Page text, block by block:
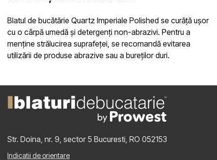
Blatul de bucătărie Quartz Imperiale Polished se curăță ușor
cu o cârpă umedă și detergenți non-abrazivi. Pentru a
menține strălucirea suprafeței, se recomandă evitarea
utilizării de produse abrazive sau a bureților duri.
Str. Doina, nr. 9, sector 5 Bucuresti, RO 052153
Indicatii de orientare